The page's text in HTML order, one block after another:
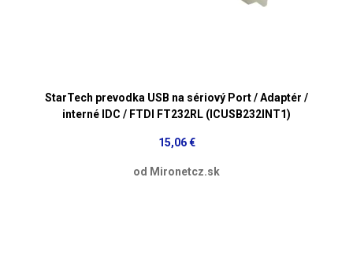
StarTech prevodka USB na sériový Port / Adaptér /
interné IDC / FTDI FT232RL (ICUSB232INT1)
15,06 €
od Mironetcz.sk